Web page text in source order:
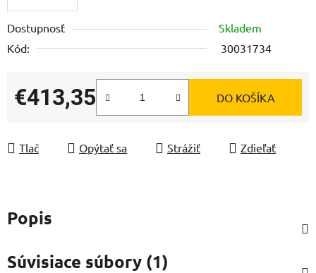
Dostupnosť
Skladem
Kód:
30031734
€413,35
Jednotková cena:
DO KOŠÍKA
Tlač Opýtať sa Strážiť Zdieľať
Popis
Súvisiace súbory (1)